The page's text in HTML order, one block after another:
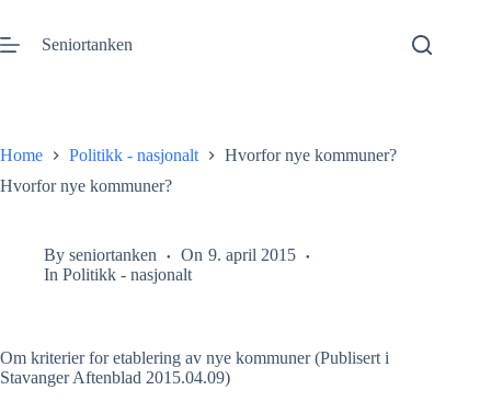
innholdSeniortanken
Home Politikk - nasjonalt
Hvorfor nye kommuner?
Hvorfor nye kommuner?
By seniortanken On 9. april 2015
In Politikk - nasjonalt
Om kriterier for etablering av nye kommuner (Publisert i
Stavanger Aftenblad 2015.04.09)